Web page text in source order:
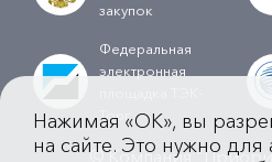
закупок
Федеральная
электронная
Торг
© Компания
Нажимая «OK», вы
на сайте. Это нужно для